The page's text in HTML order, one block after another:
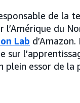
de la
l’Amérique du
Lab
sur
plein essor de la